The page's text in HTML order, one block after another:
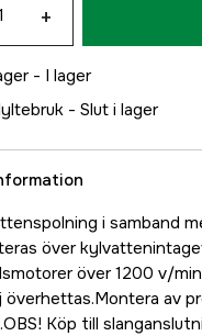
+
- I lager
- Slut i lager
i samband
över
över 1200 v/
av
Köp till